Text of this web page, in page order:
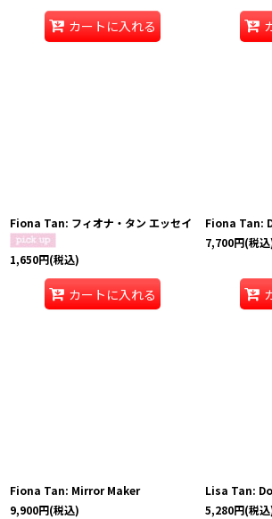
カートに入れる
Fiona Tan: フィオナ・タン エッセイ
1,650円(税込)
カートに入れる
Fiona Tan:
7,700円(税
Fiona Tan: Mirror Maker
9,900円(税込)
Lisa Tan:
5,280円(税